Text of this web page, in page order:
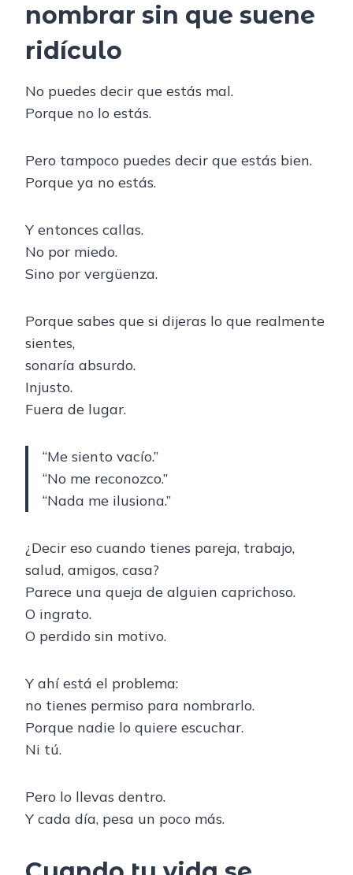
nombrar sin que suene
ridículo
No puedes decir que estás mal.
Porque no lo estás.
Pero tampoco puedes decir que estás bien.
Porque ya no estás.
Y entonces callas.
No por miedo.
Sino por vergüenza.
Porque sabes que si dijeras lo que realmente
sientes,
sonaría absurdo.
Injusto.
Fuera de lugar.
“Me siento vacío.”
“No me reconozco.”
“Nada me ilusiona.”
¿Decir eso cuando tienes pareja, trabajo,
salud, amigos, casa?
Parece una queja de alguien caprichoso.
O ingrato.
O perdido sin motivo.
Y ahí está el problema:
no tienes permiso para nombrarlo.
Porque nadie lo quiere escuchar.
Ni tú.
Pero lo llevas dentro.
Y cada día, pesa un poco más.